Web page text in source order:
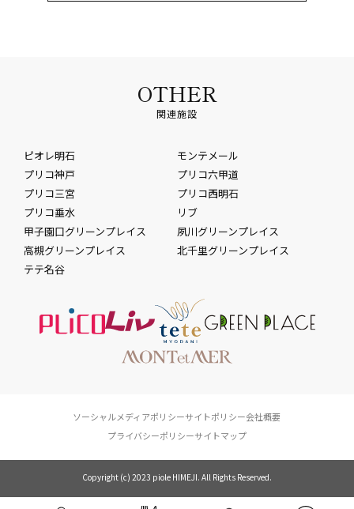
OTHER
関連施設
ピオレ明石
モンテメール
プリコ神戸
プリコ六甲道
プリコ三宮
プリコ西明石
プリコ垂水
リブ
甲子園口グリーンプレイス
夙川グリーンプレイス
高槻グリーンプレイス
北千里グリーンプレイス
テテ名谷
ソーシャルメディアポリシーサイトポリシー会社概要
プライバシーポリシーサイトマップ
Copyright (c) 2023 piole HIMEJI. All Rights Reserved.